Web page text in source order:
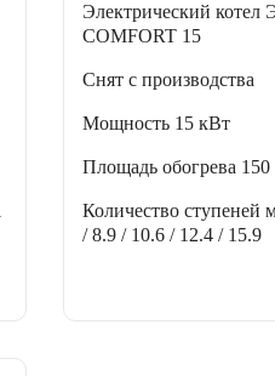
Электрический
COMFORT 15
Снят с производства
Мощность 15 кВт
Площадь обогрева 150
Количество ступеней
/ 8.9 / 10.6 / 12.4 / 15.9